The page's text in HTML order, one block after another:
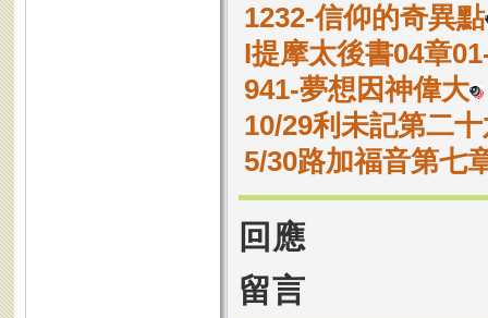
1232-信仰的奇異點
I提摩太後書04章
941-夢想因神偉大
10/29利未記第二
5/30路加福音第七
回應
留言